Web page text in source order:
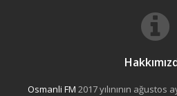
Osmanli FM 2017 yılınının